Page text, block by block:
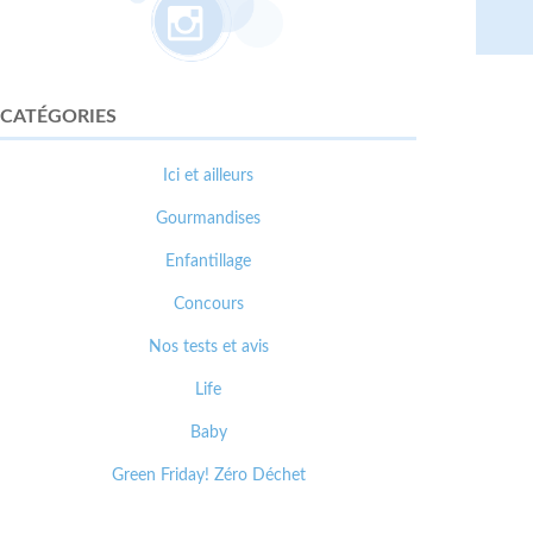
CATÉGORIES
Ici et ailleurs
Gourmandises
Enfantillage
Concours
Nos tests et avis
Life
Baby
Green Friday! Zéro Déchet